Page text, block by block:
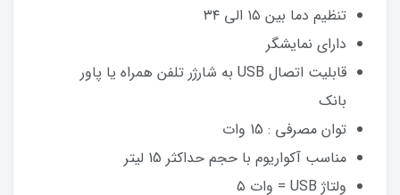
تنظیم دما بین ۱۵ الی ۳۴
دارای نمایشگر
قابلیت اتصال USB به شارژر تلفن همراه یا پاور
بانک
توان مصرفی : 15 وات
مناسب آکواریوم با حجم حداکثر 15 لیتر
ولتاژ USB = وات ۵